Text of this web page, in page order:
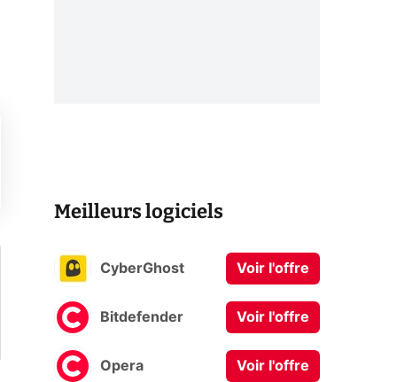
Meilleurs logiciels
CyberGhost Voir l'offre
Bitdefender Voir l'offre
Opera Voir l'offre